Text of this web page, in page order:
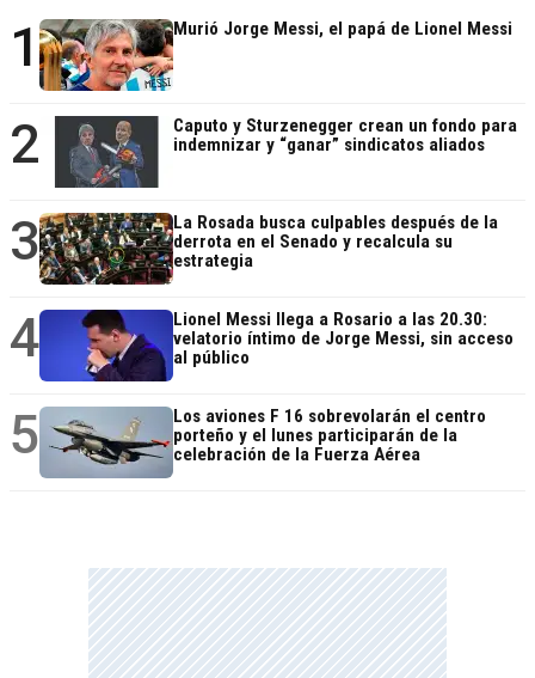
1 Murió Jorge Messi, el papá de Lionel Messi
2
Caputo y Sturzenegger crean un fondo para
indemnizar y “ganar” sindicatos aliados
3
La Rosada busca culpables después de la
derrota en el Senado y recalcula su
estrategia
4
Lionel Messi llega a Rosario a las 20.30:
velatorio íntimo de Jorge Messi, sin acceso
al público
5
Los aviones F 16 sobrevolarán el centro
porteño y el lunes participarán de la
celebración de la Fuerza Aérea